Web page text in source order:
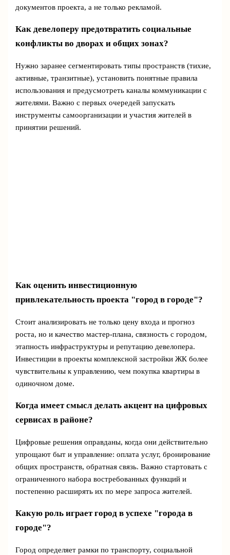
документов проекта, а не только рекламой.
Как девелоперу предотвратить социальные
конфликты во дворах и общих зонах?
Нужно заранее сегментировать типы пространств (тихие,
активные, транзитные), установить понятные правила
использования и предусмотреть каналы коммуникации с
жителями. Важно с первых очередей запускать
инструменты самоорганизации и участия жителей в
принятии решений.
Как оценить инвестиционную
привлекательность проекта "город в городе"?
Стоит анализировать не только цену входа и прогноз
роста, но и качество мастер‑плана, связность с городом,
этапность инфраструктуры и репутацию девелопера.
Инвестиции в проекты комплексной застройки ЖК более
чувствительны к управлению, чем покупка квартиры в
одиночном доме.
Когда имеет смысл делать акцент на цифровых
сервисах в районе?
Цифровые решения оправданы, когда они действительно
упрощают быт и управление: оплата услуг, бронирование
общих пространств, обратная связь. Важно стартовать с
ограниченного набора востребованных функций и
постепенно расширять их по мере запроса жителей.
Какую роль играет город в успехе "города в
городе"?
Город определяет рамки по транспорту, социальной